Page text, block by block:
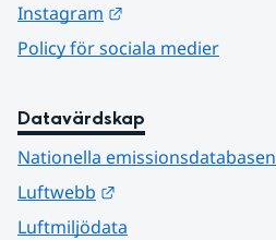
Instagram
Policy för sociala medier
Datavärdskap
Nationella emissionsdatabasen
Luftwebb
Luftmiljödata